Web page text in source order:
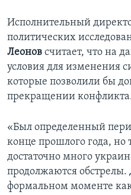
Исполнительный
политических
Леонов считает, что на
условия для изменения
которые позволили бы
прекращении
«Был определенный
конце прошлого года, но
достаточно много
продолжаются обстрелы.
формальном моменте